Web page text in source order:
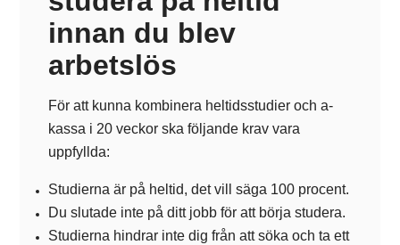
innan du blev
arbetslös
För att kunna kombinera heltidsstudier och a-
kassa i 20 veckor ska följande krav vara
uppfyllda:
Studierna är på heltid, det vill säga 100 procent.
Du slutade inte på ditt jobb för att börja studera.
Studierna hindrar inte dig från att söka och ta ett